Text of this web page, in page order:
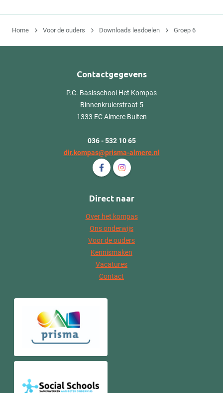
Home Voor de ouders Downloads lesdoelen Groep 6
Contactgegevens
P.C. Basisschool Het Kompas
Binnenkruierstraat 5
1333 EC Almere Buiten
036 - 532 10 65
dir.kompas@prisma-almere.nl
Volg ons op Facebook P.C.
Volg ons op Instagram P.C.
Direct naar
Over het kompas
Ons onderwijs
Voor de ouders
Kennismaken
Vacatures
Contact